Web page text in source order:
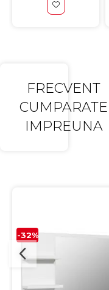
FRECVENT
CUMPARATE
IMPREUNA
-32%